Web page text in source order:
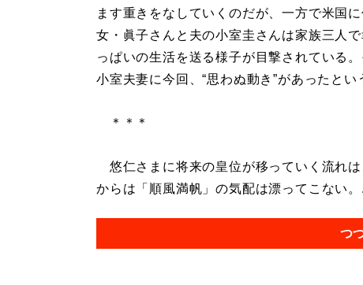
ます重きをなしていくのだが、一方で米国
女・眞子さんと夫の小室圭さんは家族三人
っぱいの生活を送る様子が目撃されている
小室夫妻に今回、“思わぬ動き”があったとい
＊＊＊
悠仁さまに将来の皇位が移っていく流れは
からは「順風満帆」の気配は漂ってこない。
つ